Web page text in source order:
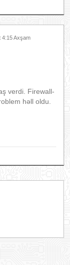
4:15 Axşam
verdi. Firewall-
həll oldu.